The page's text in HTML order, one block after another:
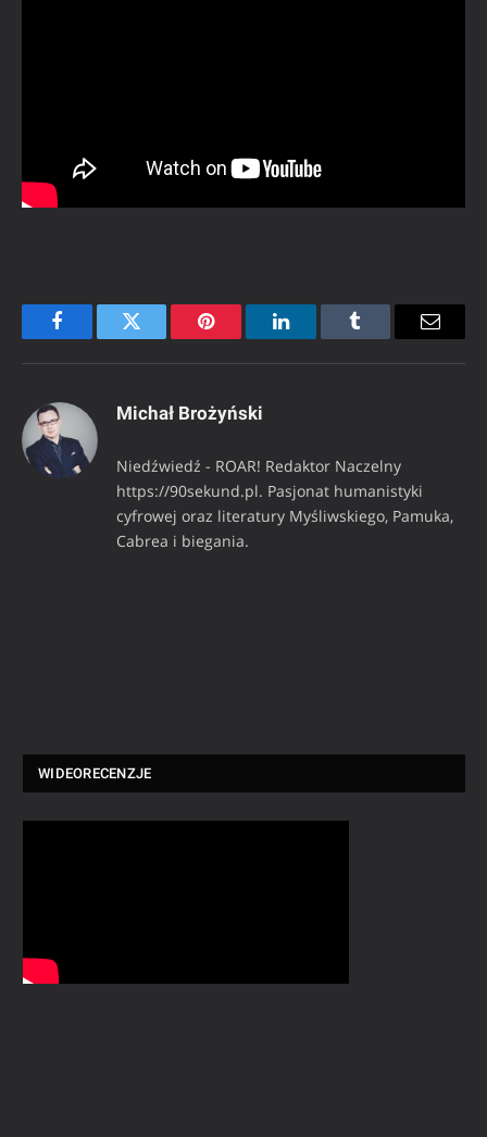
FacebookTwitter Pinterest LinkedInTumblr Email
Michał Brożyński
Niedźwiedź - ROAR! Redaktor Naczelny
https://90sekund.pl. Pasjonat humanistyki
cyfrowej oraz literatury Myśliwskiego, Pamuka,
Cabrea i biegania.
WIDEORECENZJE